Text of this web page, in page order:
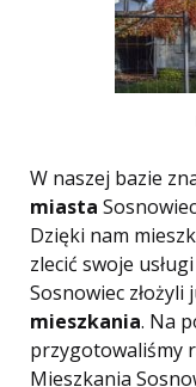
W naszej bazie
miasta
Dzięki nam
zlecić swoje
Sosnowiec złożyli
mieszkania. Na
przygotowaliśmy
Mieszkania